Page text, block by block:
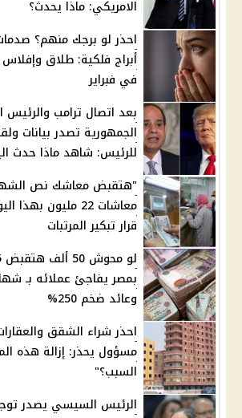
الامريكي: ماذا يحدث؟
أبراج فلكية: طلاق
في فبراير
بعد اتصال ترامب
الجمهورية تصدر بيانات
للرئيس: شاهد ماذا حدث
"هتقبض معاشك نص
معاشات 22 مليون
قرار تبكير المرتبات
بمصر يفاجئ عملائه بـ
وعائد ضخم 250%
احذر شراء الشقق
مسؤول يحذر: إزالة هذه
السبب؟"
الرئيس السيسي يصدر